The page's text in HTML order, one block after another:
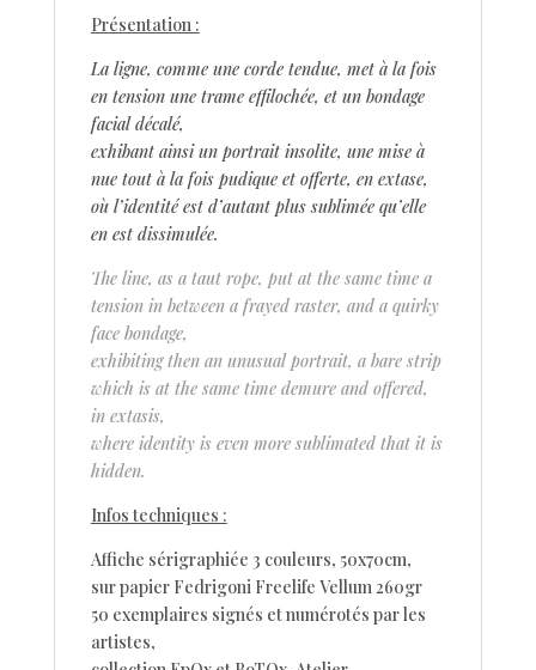
Présentation :
La ligne, comme une corde tendue, met à la fois
en tension une trame effilochée, et un bondage
facial décalé,
exhibant ainsi un portrait insolite, une mise à
nue tout à la fois pudique et offerte, en extase,
où l’identité est d’autant plus sublimée qu’elle
en est dissimulée.
The line, as a taut rope, put at the same time a
tension in between a frayed raster, and a quirky
face bondage,
exhibiting then an unusual portrait, a bare strip
which is at the same time demure and offered,
in extasis,
where identity is even more sublimated that it is
hidden.
Infos techniques :
Affiche sérigraphiée 3 couleurs, 50x70cm,
sur papier Fedrigoni Freelife Vellum 260gr
50 exemplaires signés et numérotés par les
artistes,